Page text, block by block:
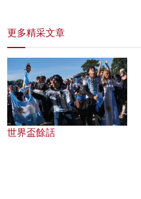
更多精采文章
世界盃餘話